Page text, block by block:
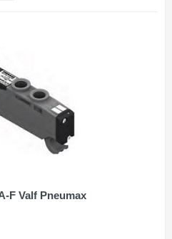
F Valf Pneumax